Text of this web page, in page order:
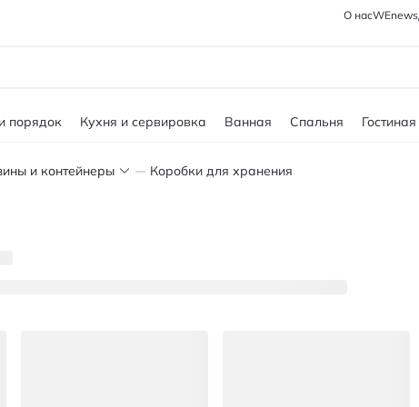
О насWEnews
порядок Кухня и сервировка Ванная Спальня Гостиная
и контейнеры Коробки для хранения